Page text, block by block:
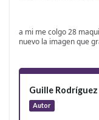
a mi me colgo 28
nuevo la imagen que
Guille Rodríguez
Autor